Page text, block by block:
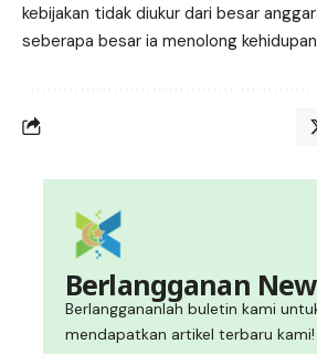
kebijakan tidak diukur dari besar
seberapa besar ia menolong
Berlangganan
Berlanggananlah buletin kami
mendapatkan artikel terbaru kami!